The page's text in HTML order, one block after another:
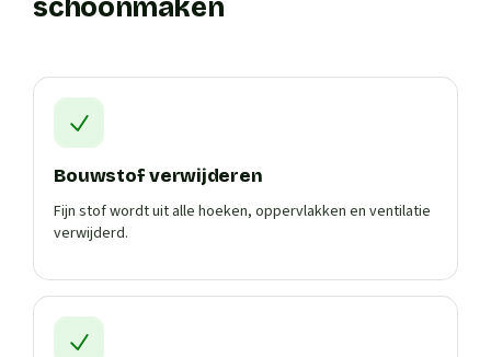
schoonmaken
Bouwstof verwijderen
Fijn stof wordt uit alle hoeken, oppervlakken en ventilatie
verwijderd.